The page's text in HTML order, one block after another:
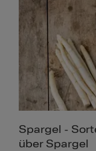
Spargel -
über Spargel